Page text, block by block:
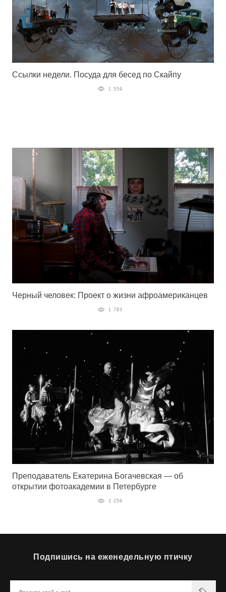
Ссылки недели. Посуда для бесед по Скайпу
1 559
Черный человек: Проект о жизни афроамериканцев
1 783
Преподаватель Екатерина Богачевская — об
открытии фотоакадемии в Петербурге
2 258
Подпишись на еженедельную птичку